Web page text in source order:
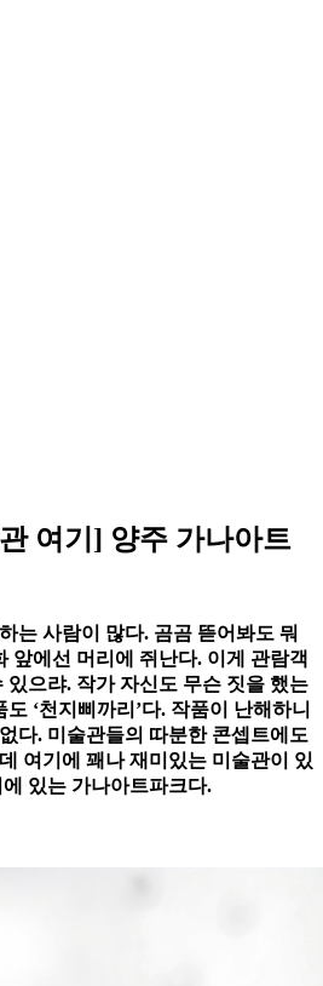
여기] 양주 가나아트
는 사람이 많다. 곰곰 뜯어봐도 뭐
앞에선 머리에 쥐난다. 이게 관람객
있으랴. 작가 자신도 무슨 짓을 했는
‘천지삐까리’다. 작품이 난해하니
다. 미술관들의 따분한 콘셉트에도
여기에 꽤나 재미있는 미술관이 있
있는 가나아트파크다.